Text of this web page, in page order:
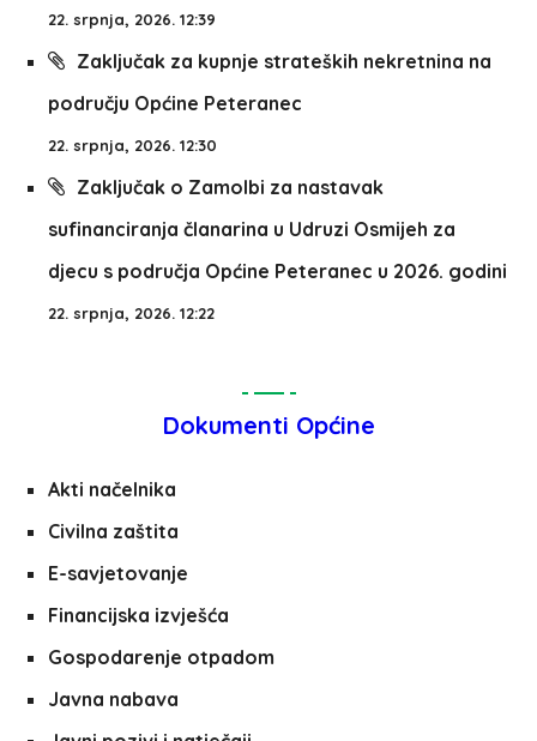
22. srpnja, 2026. 12:39
Zaključak za kupnje strateških nekretnina na
području Općine Peteranec
22. srpnja, 2026. 12:30
Zaključak o Zamolbi za nastavak
sufinanciranja članarina u Udruzi Osmijeh za
djecu s područja Općine Peteranec u 2026. godini
22. srpnja, 2026. 12:22
Dokumenti Općine
Akti načelnika
Civilna zaštita
E-savjetovanje
Financijska izvješća
Gospodarenje otpadom
Javna nabava